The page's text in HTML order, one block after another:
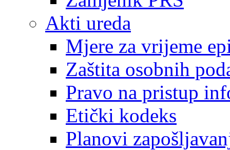
Akti ureda
Mjere za vrijeme
Zaštita osobnih
Pravo na pristup
Etički kodeks
Planovi